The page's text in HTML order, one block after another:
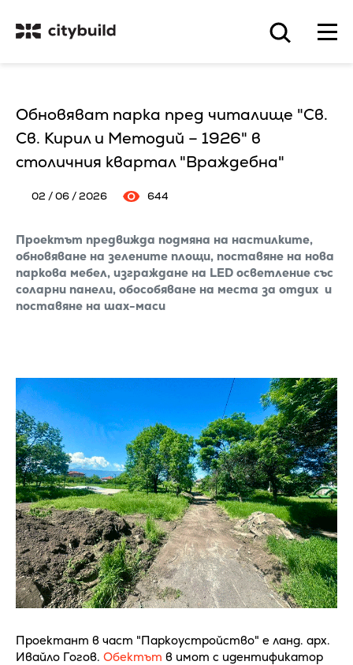
Обновяват парка пред читалище "Св.
Св. Кирил и Методий – 1926" в
столичния квартал "Враждебна"
02 / 06 / 2026 644
Проектът предвижда подмяна на настилките,
обновяване на зелените площи, поставяне на нова
паркова мебел, изграждане на LED осветление със
соларни панели, обособяване на места за отдих и
поставяне на шах-маси
Проектант в част "Паркоустройство" е ланд. арх.
Ивайло Гогов. Обектът в имот с идентификатор